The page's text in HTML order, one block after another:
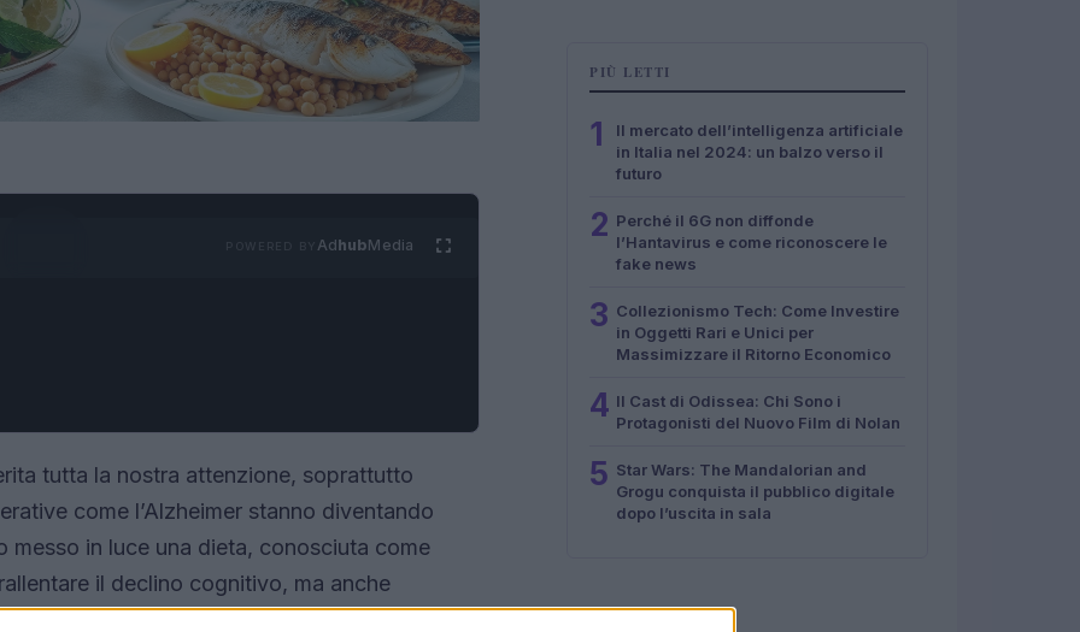
AdhubMedia
tutta la nostra attenzione, soprattutto
come l’Alzheimer stanno diventando
messo in luce una dieta, conosciuta come
il declino cognitivo, ma anche
Ma quali sono le evidenze scientifiche a
PIÙ LETTI
1
Il mercato dell’intelligenza artificiale
in Italia nel 2024: un balzo verso il
futuro
2 Perché il 6G non diffonde
l’Hantavirus e come riconoscere le
fake news
3 Collezionismo Tech: Come Investire
in Oggetti Rari e Unici per
Massimizzare il Ritorno Economico
4 Il Cast di Odissea: Chi Sono i
Protagonisti del Nuovo Film di Nolan
5 Star Wars: The Mandalorian and
Grogu conquista il pubblico digitale
dopo l’uscita in sala